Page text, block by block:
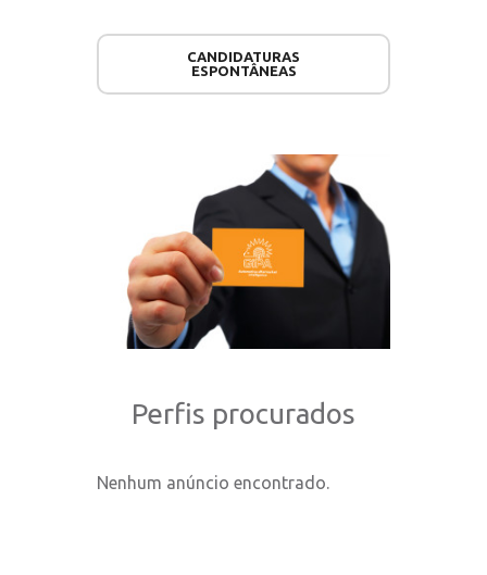
CANDIDATURAS
ESPONTÂNEAS
Perfis procurados
Nenhum anúncio encontrado.